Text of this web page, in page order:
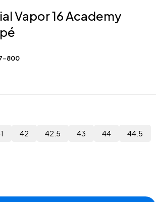
Vapor 16 Academy
800
42 42.5 43 44
44.5